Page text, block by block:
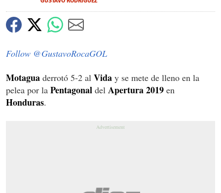
Follow @GustavoRocaGOL
Motagua derrotó 5-2 al Vida y se mete de lleno en la
pelea por la Pentagonal del Apertura 2019 en
Honduras.